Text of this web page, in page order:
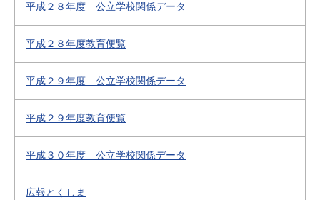
平成２８年度 公立学校関係データ
平成２８年度教育便覧
平成２９年度 公立学校関係データ
平成２９年度教育便覧
平成３０年度 公立学校関係データ
広報とくしま